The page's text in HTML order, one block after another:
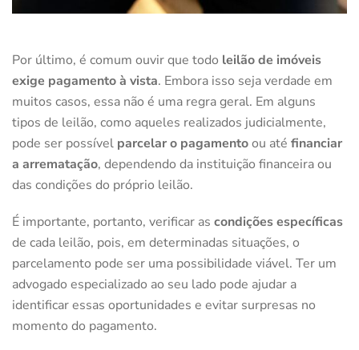
Por último, é comum ouvir que todo leilão de imóveis
exige pagamento à vista. Embora isso seja verdade em
muitos casos, essa não é uma regra geral. Em alguns
tipos de leilão, como aqueles realizados judicialmente,
pode ser possível parcelar o pagamentoou até financiar
a arrematação, dependendo da instituição financeira ou
das condições do próprio leilão.
É importante, portanto, verificar as condições específicas
de cada leilão, pois, em determinadas situações, o
parcelamento pode ser uma possibilidade viável. Ter um
advogado especializado ao seu lado pode ajudar a
identificar essas oportunidades e evitar surpresas no
momento do pagamento.